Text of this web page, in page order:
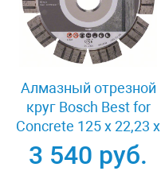
Алмазный отрезной
круг Bosch Best for
Concrete 125 x 22,23 x
2,2 x 12 mm
3 540 руб.